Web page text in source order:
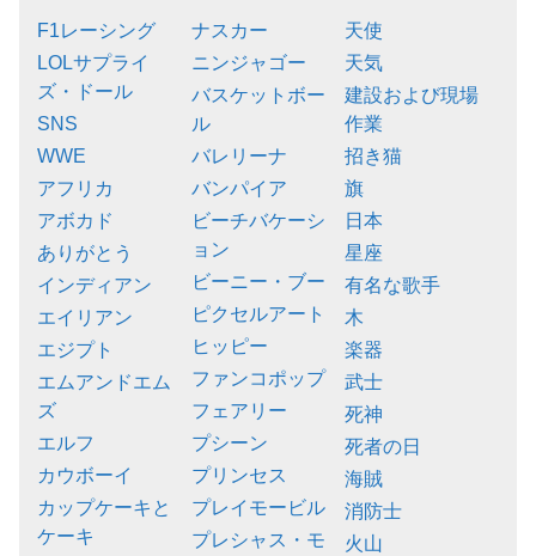
F1レーシング
LOLサプライ
ズ・ドール
SNS
WWE
アフリカ
アボカド
ありがとう
インディアン
エイリアン
エジプト
エムアンドエム
ズ
エルフ
カウボーイ
カップケーキと
ケーキ
ナスカー
ニンジャゴー
バスケットボー
ル
バレリーナ
バンパイア
ビーチバケーシ
ョン
ビーニー・ブー
ピクセルアート
ヒッピー
ファンコポップ
フェアリー
プシーン
プリンセス
プレイモービル
プレシャス・モ
天使
天気
建設および現場
作業
招き猫
旗
日本
星座
有名な歌手
木
楽器
武士
死神
死者の日
海賊
消防士
火山